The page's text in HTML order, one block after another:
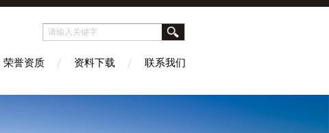
荣誉资质 资料下载 联系我们